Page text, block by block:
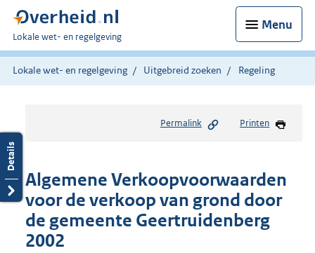
Menu
U
bent
hier:
Lokale wet- en regelgeving
Lokale wet- en regelgeving Uitgebreid zoeken Regeling
Permalink Printen
Algemene Verkoopvoorwaarden
voor de verkoop van grond door
de gemeente Geertruidenberg
2002